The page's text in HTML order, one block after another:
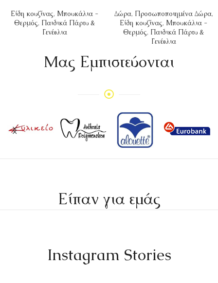
Είδη κουζίνας, Μπουκάλια -
Θερμός, Παιδικά Πάρτυ &
Γενέθλια
Δώρα, Προσωποποιημένα Δώρα,
Είδη κουζίνας, Μπουκάλια -
Θερμός, Παιδικά Πάρτυ &
Γενέθλια
Mας Εμπιστεύονται
Είπαν για εμάς
Instagram Stories